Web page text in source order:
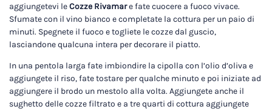
aggiungetevi leCozze Rivamare fate cuocere a fuoco vivace.
Sfumate con il vino bianco e completate la cottura per un paio di
minuti. Spegnete il fuoco e togliete le cozze dal guscio,
lasciandone qualcuna intera per decorare il piatto.
In una pentola larga fate imbiondire la cipolla con l’olio d’oliva e
aggiungete il riso, fate tostare per qualche minuto e poi iniziate ad
aggiungere il brodo un mestolo alla volta. Aggiungete anche il
sughetto delle cozze filtrato e a tre quarti di cottura aggiungete